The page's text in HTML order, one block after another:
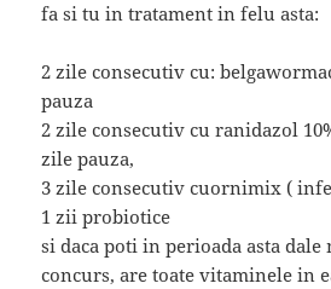
fa si tu in tratament in felu asta:
2 zile consecutiv cu:
pauza
2 zile consecutiv cu ranidazol
zile pauza,
3 zile consecutiv cuornimix (
1 zii probiotice
si daca poti in perioada asta dale
concurs, are toate vitaminele in